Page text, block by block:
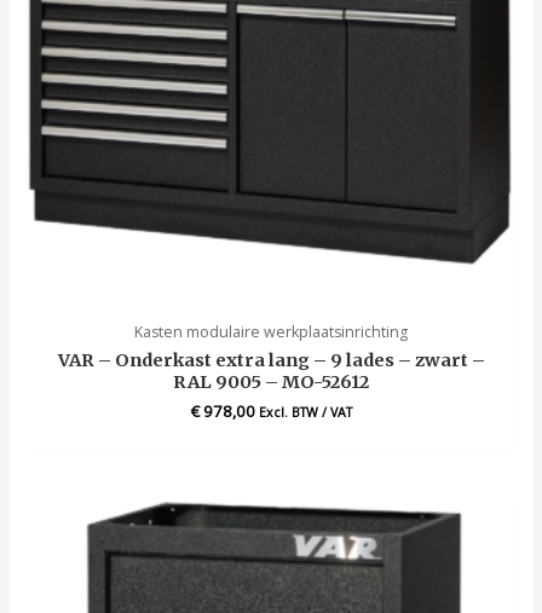
Kasten modulaire werkplaatsinrichting
VAR – Onderkast extra lang – 9 lades – zwart –
RAL 9005 – MO-52612
€978,00 Excl. BTW / VAT